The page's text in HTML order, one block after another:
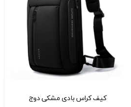
کیف کراس بادی مشکی دوج